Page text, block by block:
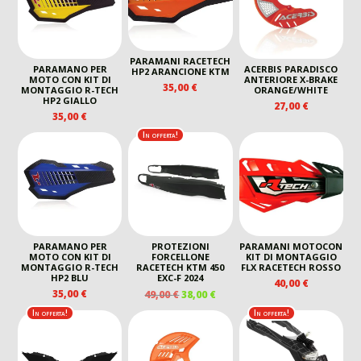
PARAMANO PER
MOTO CON KIT DI
MONTAGGIO R-TECH
HP2 GIALLO
35,00€
PARAMANI RACETECH
HP2 ARANCIONE KTM
35,00€
ACERBIS PARADISCO
ANTERIORE X-BRAKE
ORANGE/WHITE
27,00€
PARAMANO PER
MOTO CON KIT DI
MONTAGGIO R-TECH
HP2 BLU
35,00€
In offerta!
PROTEZIONI
FORCELLONE
RACETECH KTM 450
EXC-F 2024
49,00€IL
PREZZO
ORIGINALE
ERA:
49,00 €.
38,00€IL
PREZZO
ATTUALE
PARAMANI MOTOCON
KIT DI MONTAGGIO
FLX RACETECH ROSSO
40,00€
In offerta! In offerta!